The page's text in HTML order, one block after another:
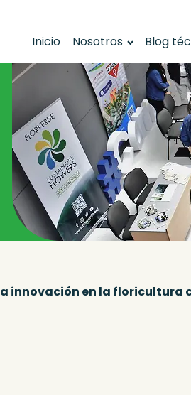
Inicio Nosotros Blog
innovación en la floricultura